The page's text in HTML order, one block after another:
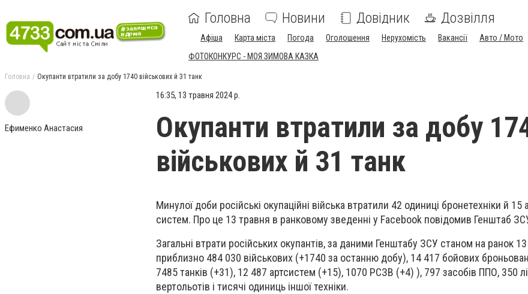
Головна Новини Довідник Дозвілля
Афіша Карта міста Погода Оголошення Нерухомість Вакансії Авто / Мото
ФОТОКОНКУРС - МОЯ ЗИМОВА КАЗКА
Головна Окупанти втратили за добу 1740 військових й 31 танк
Ефименко Анастасия
16:35, 13 травня 2024 р.
Окупанти втратили за добу
військових й 31 танк
Минулої доби російські окупаційні війська втратили 42 одиниці бронетехніки й 15
систем. Про це 13 травня в ранковому зведенні у Facebook повідомив Генштаб
Загальні втрати російських окупантів, за даними Генштабу ЗСУ станом на ранок
приблизно 484 030 військових (+1740 за останню добу), 14 417 бойових
7485 танків (+31), 12 487 артсистем (+15), 1070 РСЗВ (+4) ), 797 засобів ППО, 350
вертольотів і тисячі одиниць іншої техніки.